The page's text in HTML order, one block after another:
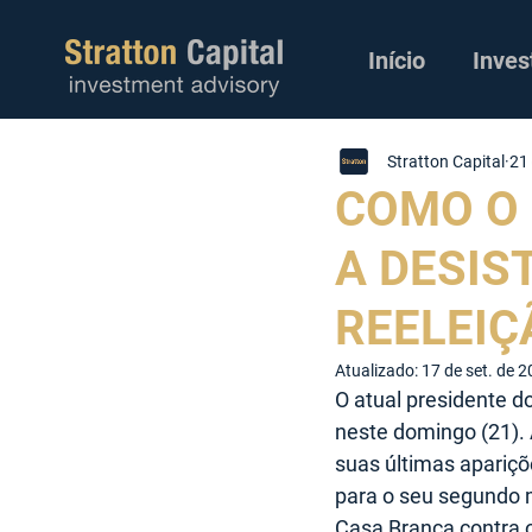
Início
COMO
A
Stratton Capital 21
Atualizado: 17 de set. de
O atual presidente
neste domingo (21).
suas últimas
para o seu segundo